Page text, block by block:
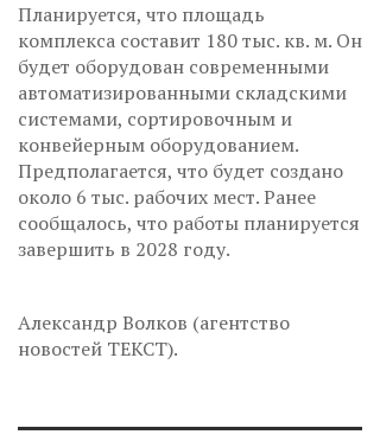
Планируется, что площадь
комплекса составит 180 тыс. кв. м. Он
будет оборудован современными
автоматизированными складскими
системами, сортировочным и
конвейерным оборудованием.
Предполагается, что будет создано
около 6 тыс. рабочих мест. Ранее
сообщалось, что работы планируется
завершить в 2028 году.
Александр Волков (агентство
новостей ТЕКСТ).